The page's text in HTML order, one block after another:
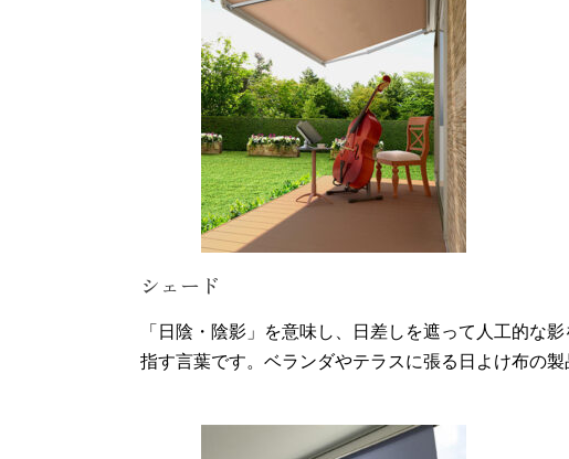
シェード
「日陰・陰影」を意味し、日差しを遮って人工的な
指す言葉です。ベランダやテラスに張る日よけ布の製